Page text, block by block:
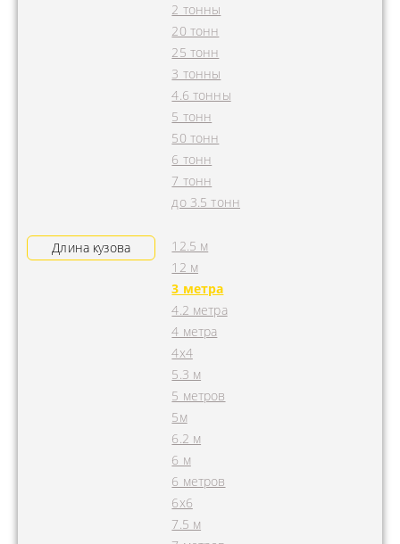
2 тонны
20 тонн
25 тонн
3 тонны
4.6 тонны
5 тонн
50 тонн
6 тонн
7 тонн
до 3.5 тонн
Длина кузова
12.5 м
12 м
3 метра
4.2 метра
4 метра
4x4
5.3 м
5 метров
5м
6.2 м
6 м
6 метров
6х6
7.5 м